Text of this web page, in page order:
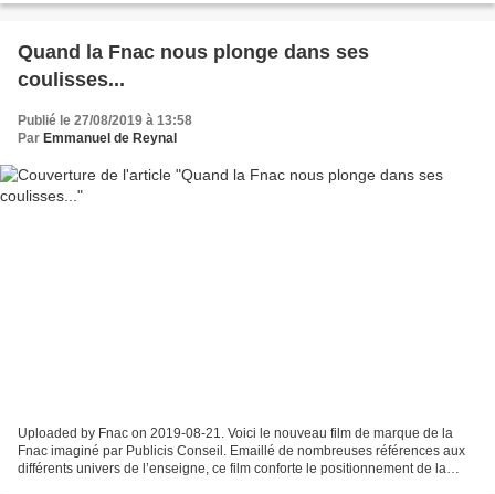
Quand la Fnac nous plonge dans ses
coulisses...
Publié le 27/08/2019 à 13:58
Par Emmanuel de Reynal
Uploaded by Fnac on 2019-08-21. Voici le nouveau film de marque de la
Fnac imaginé par Publicis Conseil. Emaillé de nombreuses références aux
différents univers de l’enseigne, ce film conforte le positionnement de la